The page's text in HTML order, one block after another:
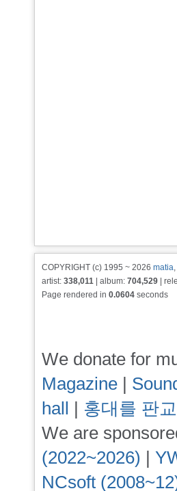
COPYRIGHT (c) 1995 ~ 2026 matia
artist: 338,011 | album: 704,529 |
Page rendered in 0.0604 seconds
We donate for
Magazine |
hall | 홍대를 판
We are
(2022~2026) |
NCsoft